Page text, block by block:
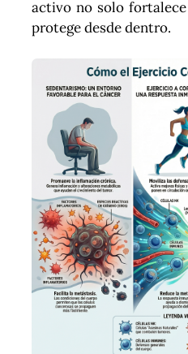
activo no solo
protege desde dentro.